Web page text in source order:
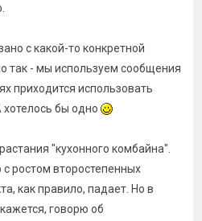
с какой-то конкретной
так - мы используем сообщения
приходится использовать
бы одно
"кухонного комбайна".
ростом второстепенных
как правило, падает. Но в
говорю об